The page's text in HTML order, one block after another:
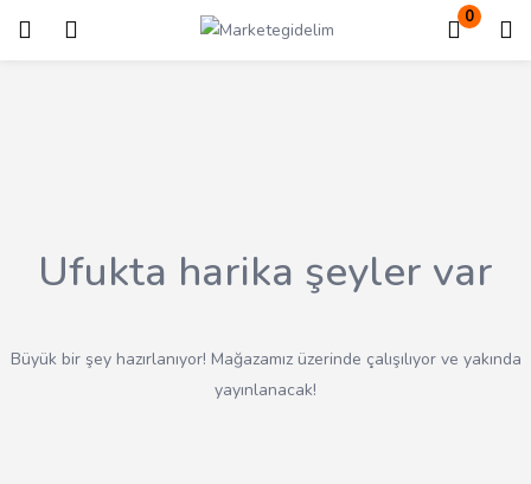
0
Giriş Kayıt ol
Ufukta harika şeyler var
Büyük bir şey hazırlanıyor! Mağazamız üzerinde çalışılıyor ve yakında
yayınlanacak!